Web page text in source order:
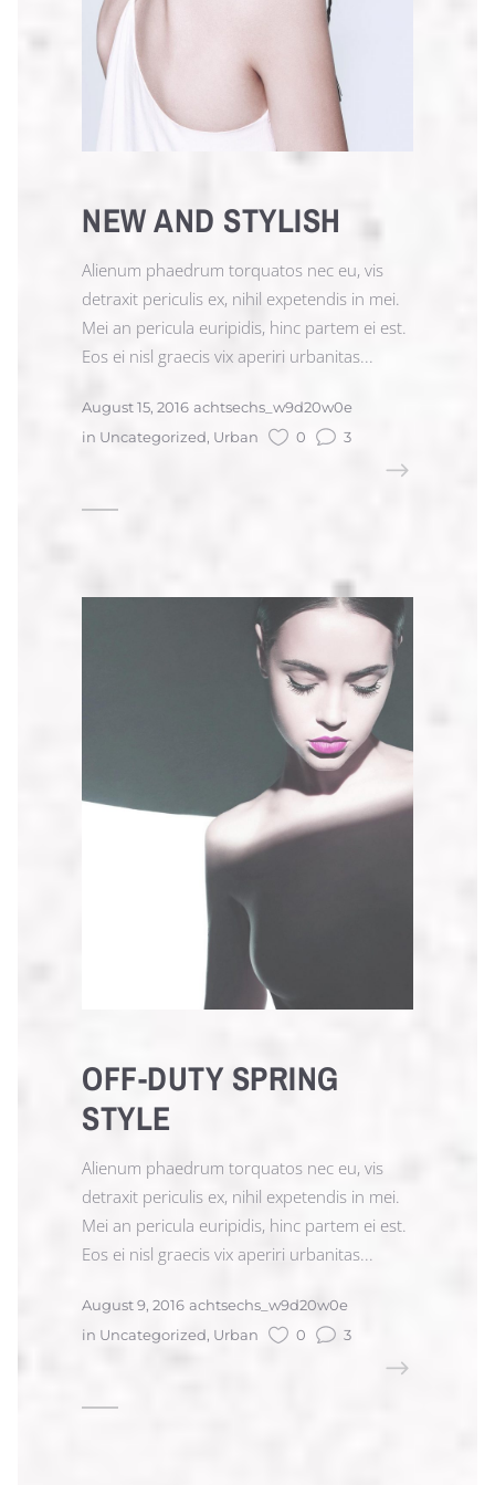
NEW AND STYLISH
Alienum phaedrum torquatos nec eu, vis
detraxit periculis ex, nihil expetendis in mei.
Mei an pericula euripidis, hinc partem ei est.
Eos ei nisl graecis vix aperiri urbanitas...
August 15, 2016 achtsechs_w9d20w0e
in Uncategorized, Urban 0 3
OFF-DUTY SPRING
STYLE
Alienum phaedrum torquatos nec eu, vis
detraxit periculis ex, nihil expetendis in mei.
Mei an pericula euripidis, hinc partem ei est.
Eos ei nisl graecis vix aperiri urbanitas...
August 9, 2016 achtsechs_w9d20w0e
in Uncategorized, Urban 0 3